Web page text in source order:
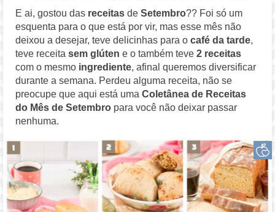
E ai, gostou das receitas deSetembro?? Foi só um
esquenta para o que está por vir, mas esse mês não
deixou a desejar, teve delicinhas para ocafé da tarde,
teve receitasem glúten e o também teve2 receitas
com o mesmo ingrediente, afinal queremos diversificar
durante a semana. Perdeu alguma receita, não se
preocupe que aqui está umaColetânea de Receitas
do Mês de Setembro para você não deixar passar
nenhuma.